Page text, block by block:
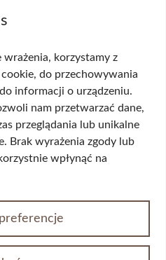
(LBC
wrażenia, korzystamy z
do przechowywania
informacji o urządzeniu.
nam przetwarzać dane,
przeglądania lub unikalne
Brak wyrażenia zgody lub
wpłynąć na